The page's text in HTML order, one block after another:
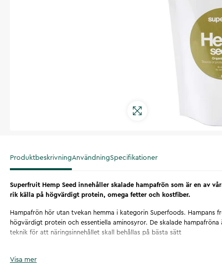
ProduktbeskrivningAnvändningSpecifikationer
Superfruit Hemp Seed innehåller skalade hampafrön som är en av
rik källa på högvärdigt protein, omega fetter och kostfiber.
Hampafrön hör utan tvekan hemma i kategorin Superfoods. Hampans
högvärdigt protein och essentiella aminosyror. De skalade
teknik för att näringsinnehållet skall behållas på bästa sätt
ursprung på Himalayas sluttningar och är en snabbväxande ettårig ört
Visa mer